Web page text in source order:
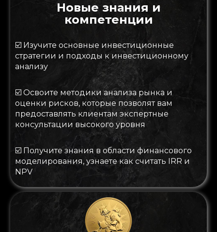
Новые знания и
компетенции
☑️ Изучите основные инвестиционные
стратегии и подходы к инвестиционному
анализу
☑️ Освоите методики анализа рынка и
оценки рисков, которые позволят вам
предоставлять клиентам экспертные
консультации высокого уровня
☑️ Получите знания в области финансового
моделирования, узнаете как считать IRR и
NPV